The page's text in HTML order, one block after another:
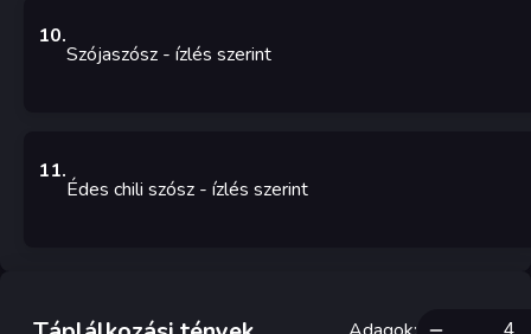
10.
Szójaszósz - ízlés szerint
11.
Édes chili szósz - ízlés szerint